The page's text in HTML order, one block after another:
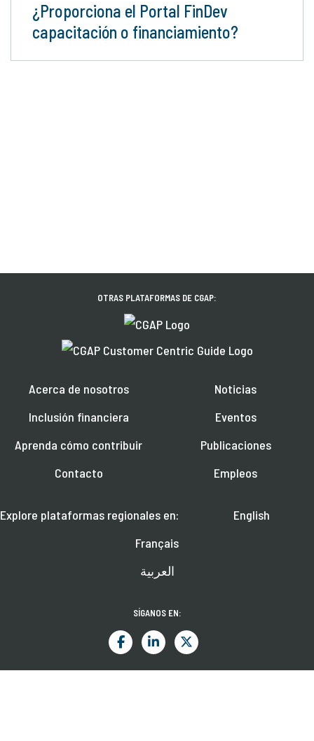
¿Proporciona el Portal FinDev
capacitación o financiamiento?
OTRAS PLATAFORMAS DE CGAP:
Acerca de nosotros
Inclusión financiera
Aprenda cómo contribuir
Contacto
Noticias
Eventos
Publicaciones
Empleos
Explore plataformas regionales en:
English
Français
العربية
SÍGANOS EN: